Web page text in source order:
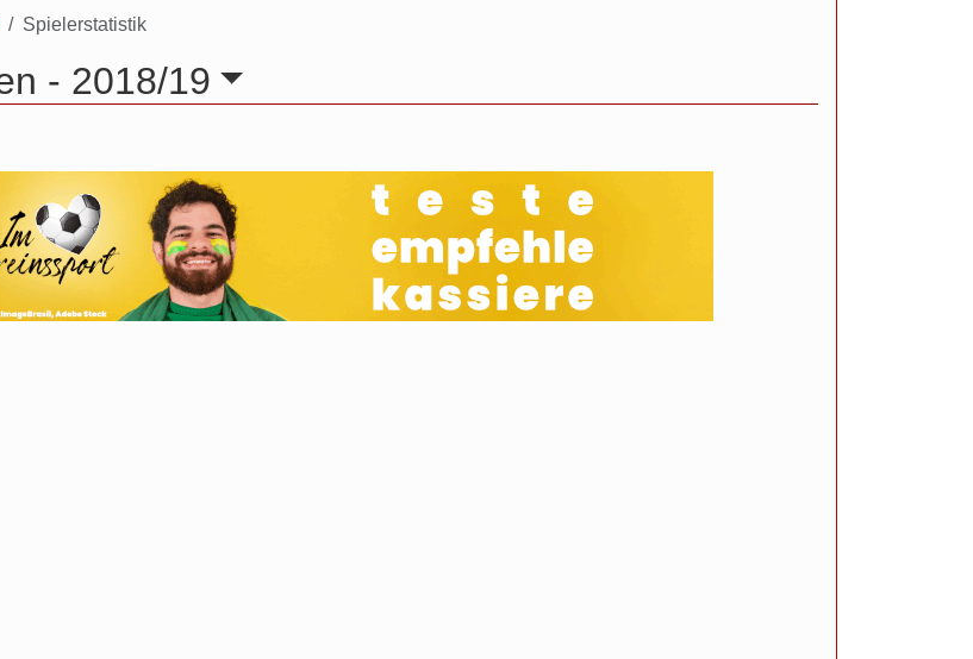
Spielerstatistik
- 2018/19